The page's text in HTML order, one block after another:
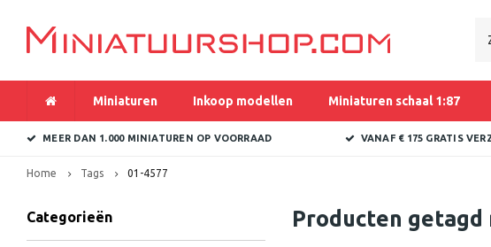
Miniaturen Inkoop modellen Miniaturen schaal 1:87
MEER DAN 1.000 MINIATUREN OP VOORRAAD VANAF € 175 GRATIS
Home Tags 01-4577
Categorieën Producten getagd